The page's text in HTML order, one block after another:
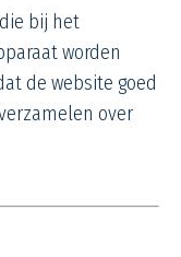
bij het
worden
de website goed
over